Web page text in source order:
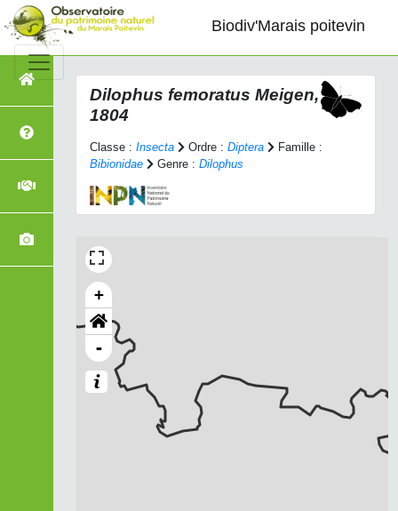
Biodiv'Marais poitevin
Dilophus femoratus Meigen,
1804
Classe : Insecta Ordre : Diptera
Famille :
Bibionidae
Genre : Dilophus
+
-